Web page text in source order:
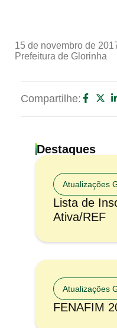
15 de novembro de
Prefeitura de Glorinha
Compartilhe:
Destaques
Atualizações
Lista de
Ativa/REF
Atualizações
FENAFIM